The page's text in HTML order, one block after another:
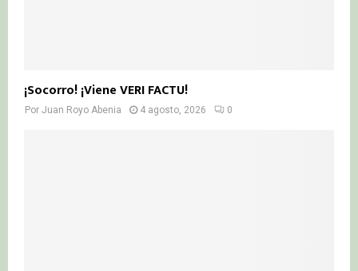
¡Socorro! ¡Viene VERI FACTU!
Por Juan Royo Abenia 4 agosto, 2026 0